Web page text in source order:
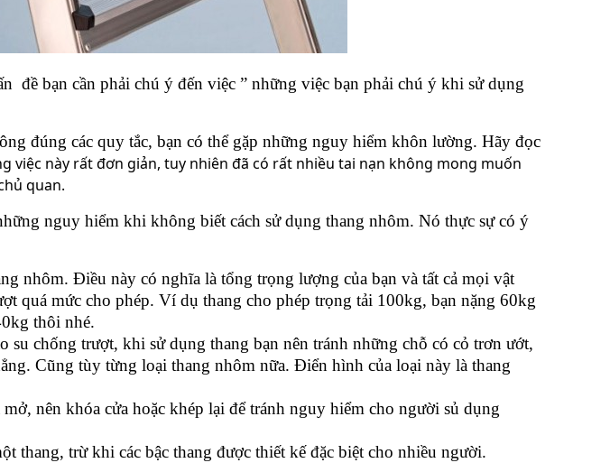
đề bạn cần phải chú ý đến việc ” những việc bạn phải chú ý khi sử dụng
đúng các quy tắc, bạn có thể gặp những nguy hiểm khôn lường. Hãy đọc
việc này rất đơn giản, tuy nhiên đã có rất nhiều tai nạn không mong muốn
quan.
nguy hiểm khi không biết cách sử dụng thang nhôm. Nó thực sự có ý
nhôm. Điều này có nghĩa là tổng trọng lượng của bạn và tất cả mọi vật
quá mức cho phép. Ví dụ thang cho phép trọng tải 100kg, bạn nặng 60kg
thôi nhé.
su chống trượt, khi sử dụng thang bạn nên tránh những chỗ có cỏ trơn ướt,
Cũng tùy từng loại thang nhôm nữa. Điển hình của loại này là thang
nên khóa cửa hoặc khép lại để tránh nguy hiểm cho người sủ dụng
thang, trừ khi các bậc thang được thiết kế đặc biệt cho nhiều người.